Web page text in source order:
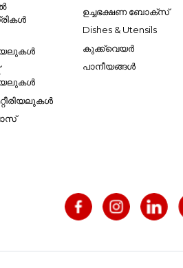
ഉച്ചഭക്ഷണ ബോക്സ്
Dishes & Utensils
കുക്ക്വെയർ
പാനീയങ്ങൾ